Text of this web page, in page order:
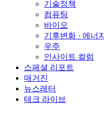
기술정책
컴퓨팅
바이오
기후변화 · 에너지
우주
인사이트 컬럼
스페셜 리포트
매거진
뉴스레터
테크 라이브